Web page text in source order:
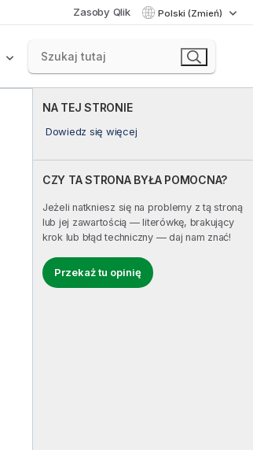
Zasoby Qlik Polski (Zmień)
NA TEJ STRONIE
Dowiedz się więcej
CZY TA STRONA BYŁA POMOCNA?
Jeżeli natkniesz się na problemy z tą stroną
lub jej zawartością — literówkę, brakujący
krok lub błąd techniczny — daj nam znać!
Przekaż tu opinię